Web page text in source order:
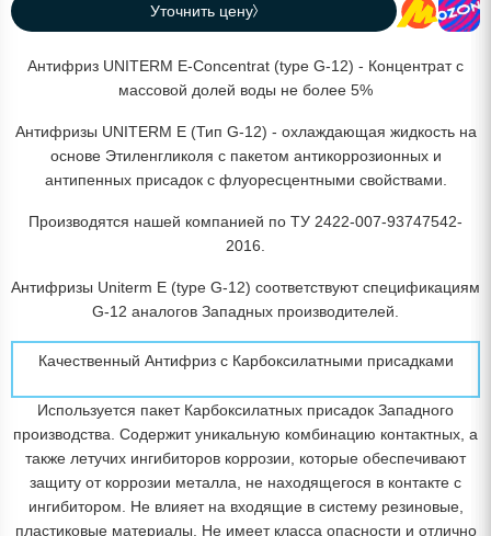
Уточнить цену
Антифриз UNITERM E-Concentrat (type G-12) - Концентрат с
массовой долей воды не более 5%
Антифризы UNITERM E (Тип G-12) - охлаждающая жидкость на
основе Этиленгликоля с пакетом антикоррозионных и
антипенных присадок с флуоресцентными свойствами.
Производятся нашей компанией по ТУ 2422-007-93747542-
2016.
Антифризы Uniterm E (type G-12) соответствуют спецификациям
G-12 аналогов Западных производителей.
Качественный Антифриз с Карбоксилатными присадками
Используется пакет Карбоксилатных присадок Западного
производства. Содержит уникальную комбинацию контактных, а
также летучих ингибиторов коррозии, которые обеспечивают
защиту от коррозии металла, не находящегося в контакте с
ингибитором. Не влияет на входящие в систему резиновые,
пластиковые материалы. Не имеет класса опасности и отлично